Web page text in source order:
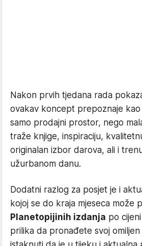
Nakon prvih tjedana rada
ovakav koncept prepoznaje kao
samo prodajni prostor, nego
traže knjige, inspiraciju,
originalan izbor darova, ali i
užurbanom danu.
Dodatni razlog za posjet je i
kojoj se do kraja mjeseca može
Planetopijinih izdanja po
prilika da pronađete svoj omiljen